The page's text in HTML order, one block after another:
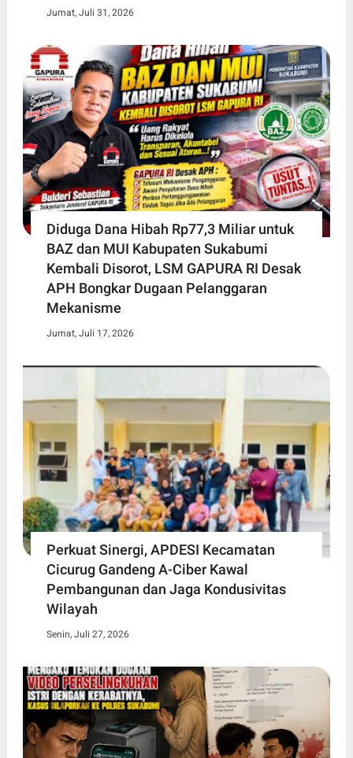
Jumat, Juli 31, 2026
Diduga Dana Hibah Rp77,3 Miliar untuk
BAZ dan MUI Kabupaten Sukabumi
Kembali Disorot, LSM GAPURA RI Desak
APH Bongkar Dugaan Pelanggaran
Mekanisme
Jumat, Juli 17, 2026
Perkuat Sinergi, APDESI Kecamatan
Cicurug Gandeng A-Ciber Kawal
Pembangunan dan Jaga Kondusivitas
Wilayah
Senin, Juli 27, 2026